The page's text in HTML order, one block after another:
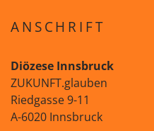
ANSCHRIFT
Diözese Innsbruck
ZUKUNFT.glauben
Riedgasse 9-11
A-6020 Innsbruck